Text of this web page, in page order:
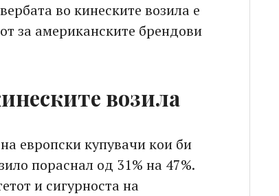
во кинеските возила е
за американските брендови
возила
европски купувачи кои би
пораснал од 31% на 47%.
и сигурноста на